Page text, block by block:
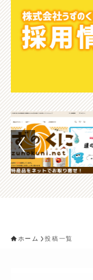
ホーム 投稿一覧